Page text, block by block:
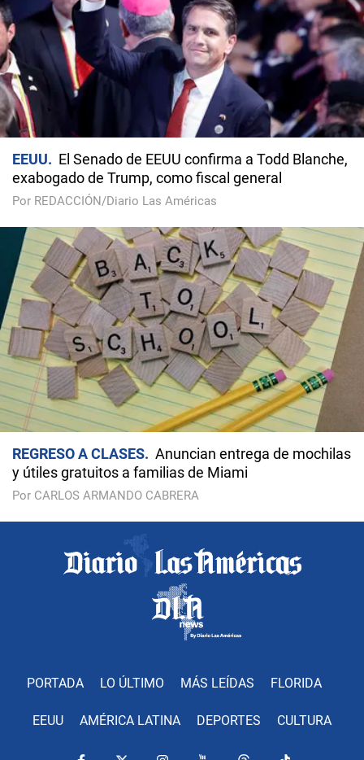
EEUU
El Senado de EEUU confirma a Todd Blanche,
exabogado de Trump, como fiscal general
Por REDACCIÓN/Diario Las Américas
REGRESO A CLASES
Anuncian entrega de mochilas
y útiles gratuitos a familias de Miami
Por CARLOS ARMANDO CABRERA
PORTADA LO ÚLTIMO MÁS LEÍDAS FLORIDA
EEUU AMÉRICA LATINA DEPORTES CULTURA